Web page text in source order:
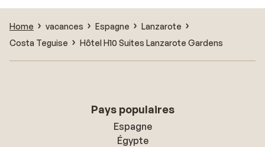
Home vacances Espagne
Lanzarote
Costa Teguise
Hôtel H10 Suites Lanzarote Gardens
Pays populaires
Espagne
Égypte